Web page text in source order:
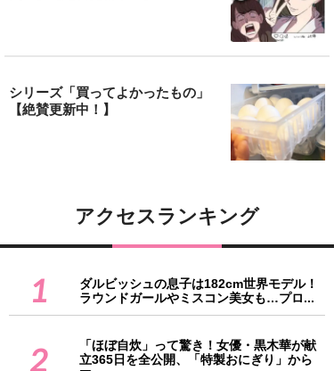
シリーズ「買ってよかったもの」
【絶賛更新中！】
アクセスランキング
1
ダルビッシュの息子は182cm世界モデル！
ラウンドガールやミスコン美女も…プロ...
2
「ほぼ自炊」って驚き！女優・黒木華が献
立365日を全公開、「特製おにぎり」から